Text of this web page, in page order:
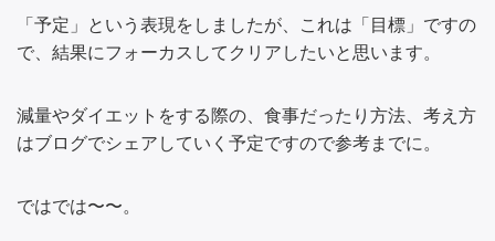
「予定」という表現をしましたが、これは「目標」ですの
で、結果にフォーカスしてクリアしたいと思います。
減量やダイエットをする際の、食事だったり方法、考え方
はブログでシェアしていく予定ですので参考までに。
ではでは〜〜。